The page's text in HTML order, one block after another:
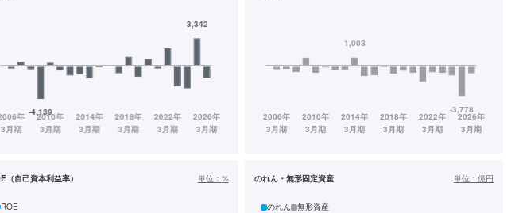
（自己資本利益率） 単位： %
ROE
のれん・無形固定資産 単位： 億円
のれん 無形資産